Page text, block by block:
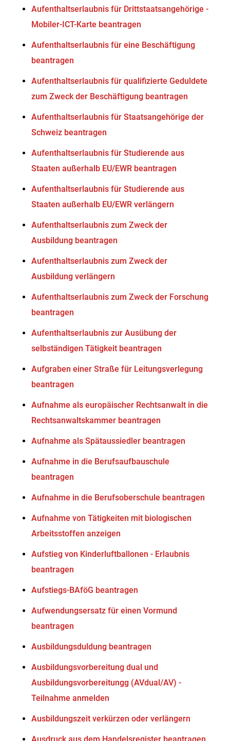
Aufenthaltserlaubnis für Drittstaatsangehörige -
Mobiler-ICT-Karte beantragen
Aufenthaltserlaubnis für eine Beschäftigung
beantragen
Aufenthaltserlaubnis für qualifizierte Geduldete
zum Zweck der Beschäftigung beantragen
Aufenthaltserlaubnis für Staatsangehörige der
Schweiz beantragen
Aufenthaltserlaubnis für Studierende aus
Staaten außerhalb EU/EWR beantragen
Aufenthaltserlaubnis für Studierende aus
Staaten außerhalb EU/EWR verlängern
Aufenthaltserlaubnis zum Zweck der
Ausbildung beantragen
Aufenthaltserlaubnis zum Zweck der
Ausbildung verlängern
Aufenthaltserlaubnis zum Zweck der Forschung
beantragen
Aufenthaltserlaubnis zur Ausübung der
selbständigen Tätigkeit beantragen
Aufgraben einer Straße für Leitungsverlegung
beantragen
Aufnahme als europäischer Rechtsanwalt in die
Rechtsanwaltskammer beantragen
Aufnahme als Spätaussiedler beantragen
Aufnahme in die Berufsaufbauschule
beantragen
Aufnahme in die Berufsoberschule beantragen
Aufnahme von Tätigkeiten mit biologischen
Arbeitsstoffen anzeigen
Aufstieg von Kinderluftballonen - Erlaubnis
beantragen
Aufstiegs-BAföG beantragen
Aufwendungsersatz für einen Vormund
beantragen
Ausbildungsduldung beantragen
Ausbildungsvorbereitung dual und
Ausbildungsvorbereitungg (AVdual/AV) -
Teilnahme anmelden
Ausbildungszeit verkürzen oder verlängern